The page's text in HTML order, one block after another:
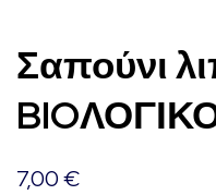
Σαπούνι
7,00€